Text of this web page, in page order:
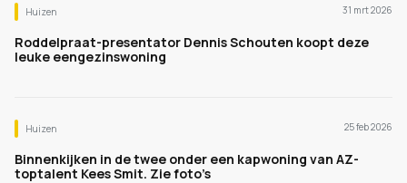
Huizen 31 mrt 2026
Roddelpraat-presentator Dennis Schouten koopt deze
leuke eengezinswoning
Huizen 25 feb 2026
Binnenkijken in de twee onder een kapwoning van AZ-
toptalent Kees Smit. Zie foto’s